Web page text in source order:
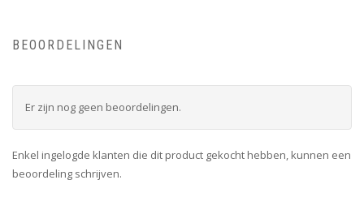
BEOORDELINGEN
Er zijn nog geen beoordelingen.
Enkel ingelogde klanten die dit product gekocht hebben, kunnen een
beoordeling schrijven.